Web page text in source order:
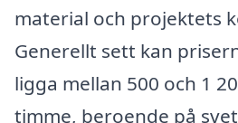
material och projektets
Generellt sett kan
ligga mellan 500 och 1
timme, beroende på